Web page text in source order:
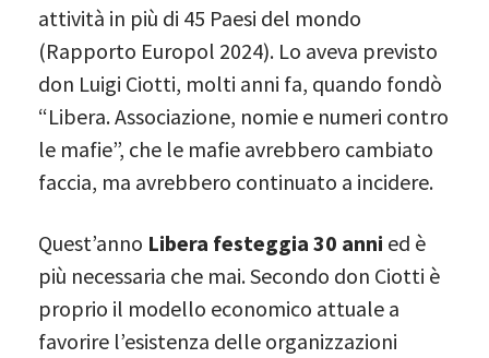
attività in più di 45 Paesi del mondo
(Rapporto Europol 2024). Lo aveva previsto
don Luigi Ciotti, molti anni fa, quando fondò
“Libera. Associazione, nomie e numeri contro
le mafie”, che le mafie avrebbero cambiato
faccia, ma avrebbero continuato a incidere.
Quest’anno Libera festeggia 30 anni ed è
più necessaria che mai. Secondo don Ciotti è
proprio il modello economico attuale a
favorire l’esistenza delle organizzazioni